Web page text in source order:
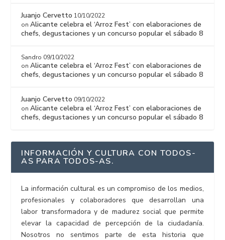
Juanjo Cervetto 10/10/2022
onAlicante celebra el ‘Arroz Fest’ con elaboraciones de
chefs, degustaciones y un concurso popular el sábado 8
Sandro 09/10/2022
onAlicante celebra el ‘Arroz Fest’ con elaboraciones de
chefs, degustaciones y un concurso popular el sábado 8
Juanjo Cervetto 09/10/2022
onAlicante celebra el ‘Arroz Fest’ con elaboraciones de
chefs, degustaciones y un concurso popular el sábado 8
INFORMACIÓN Y CULTURA CON TODOS-
AS PARA TODOS-AS.
La información cultural es un compromiso de los medios,
profesionales y colaboradores que desarrollan una
labor transformadora y de madurez social que permite
elevar la capacidad de percepción de la ciudadanía.
Nosotros no sentimos parte de esta historia que